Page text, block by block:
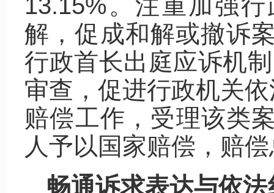
13.15%。注重加强
解，促成和解或撤诉
行政首长出庭应诉机
审查，促进行政机关
赔偿工作，受理该类
人予以国家赔偿，赔
畅通诉求表达与依